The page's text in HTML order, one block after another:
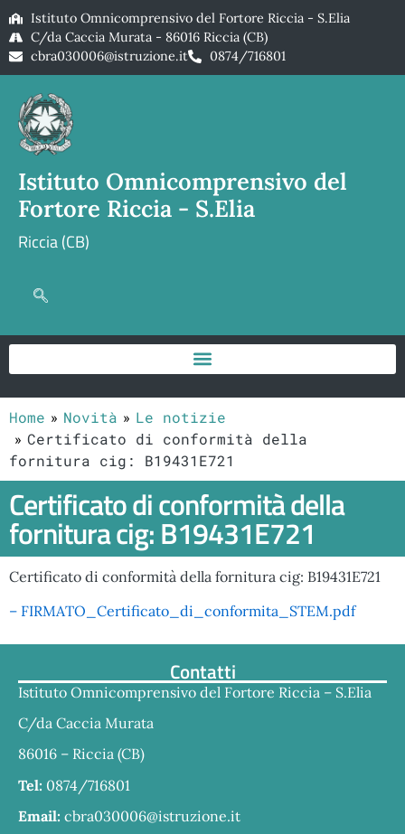
Istituto Omnicomprensivo del Fortore Riccia - S.Elia
C/da Caccia Murata - 86016 Riccia (CB)
cbra030006@istruzione.it
0874/716801
Istituto Omnicomprensivo del
Fortore Riccia - S.Elia
Riccia (CB)
Home Novità
Le notizie
Certificato di conformità della
fornitura cig: B19431E721
Certificato di conformità della
fornitura cig: B19431E721
Certificato di conformità della fornitura cig: B19431E721
– FIRMATO_Certificato_di_conformita_STEM.pdf
Contatti
Istituto Omnicomprensivo del Fortore Riccia – S.Elia
C/da Caccia Murata
86016 – Riccia (CB)
Tel: 0874/716801
Email: cbra030006@istruzione.it